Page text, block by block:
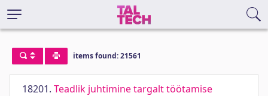
items found: 21561
18201. Teadlik juhtimine targalt töötamise